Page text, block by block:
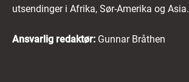
utsendinger i Afrika, Sør-Amerika og Asia.
Ansvarlig redaktør: Gunnar Bråthen